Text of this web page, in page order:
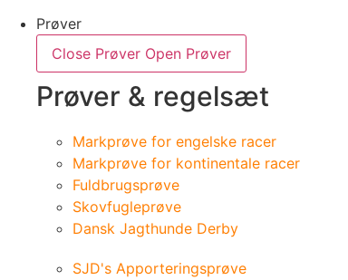
Prøver
Close Prøver Open Prøver
Prøver & regelsæt
Markprøve for engelske racer
Markprøve for kontinentale racer
Fuldbrugsprøve
Skovfugleprøve
Dansk Jagthunde Derby
SJD's Apporteringsprøve